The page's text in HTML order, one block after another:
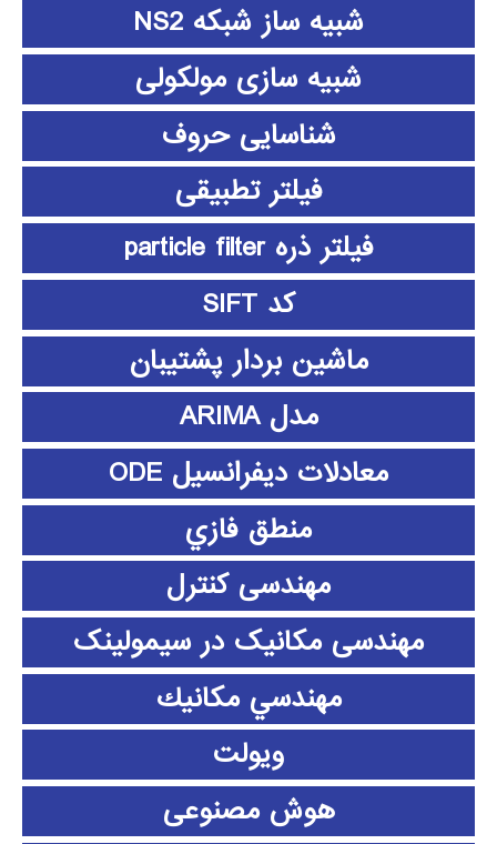
شبیه ساز شبکه NS2
شبیه سازی مولکولی
شناسایی حروف
فیلتر تطبیقی
فیلتر ذره particle filter
کد SIFT
ماشین بردار پشتیبان
مدل ARIMA
معادلات دیفرانسیل ODE
منطق فازي
مهندسی کنترل
مهندسی مکانیک در سیمولینک
مهندسي مكانيك
ویولت
هوش مصنوعی